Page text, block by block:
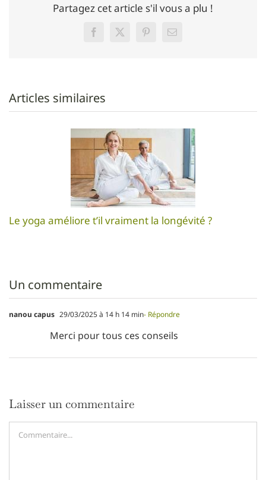
Partagez cet article s'il vous a plu !
FacebookTwitterPinterestEmail
Articles similaires
Le yoga améliore t’il vraiment la longévité ?
Un commentaire
nanou capus 29/03/2025 à 14 h 14 min- Répondre
Merci pour tous ces conseils
Laisser un commentaire
Commentaire